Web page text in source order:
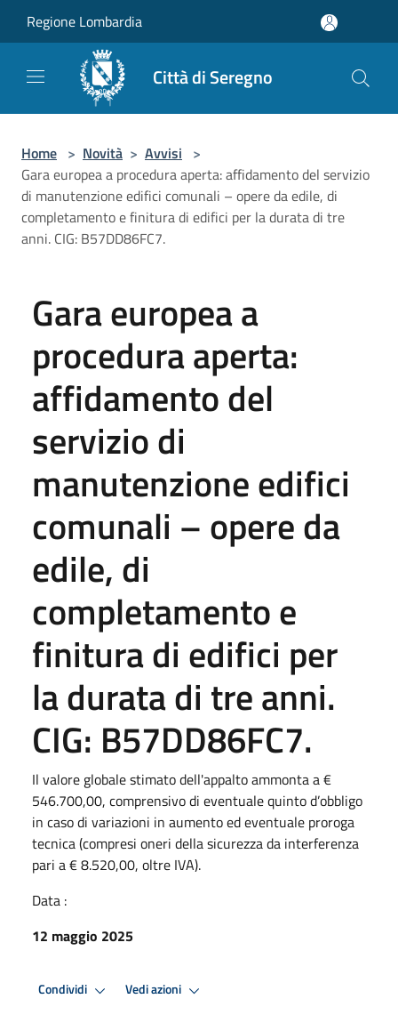
Regione Lombardia
Città di Seregno
Home > Novità > Avvisi >
Gara europea a procedura aperta: affidamento del servizio
di manutenzione edifici comunali – opere da edile, di
completamento e finitura di edifici per la durata di tre
anni. CIG: B57DD86FC7.
Gara europea a
procedura aperta:
affidamento del
servizio di
manutenzione edifici
comunali – opere da
edile, di
completamento e
finitura di edifici per
la durata di tre anni.
CIG: B57DD86FC7.
Il valore globale stimato dell'appalto ammonta a €
546.700,00, comprensivo di eventuale quinto d’obbligo
in caso di variazioni in aumento ed eventuale proroga
tecnica (compresi oneri della sicurezza da interferenza
pari a € 8.520,00, oltre IVA).
Data :
12 maggio 2025
Condividi Vedi azioni